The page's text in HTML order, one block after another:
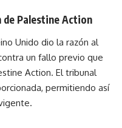
Palestine Action
Unido dio la razón al
un fallo previo que
Action. El tribunal
permitiendo así